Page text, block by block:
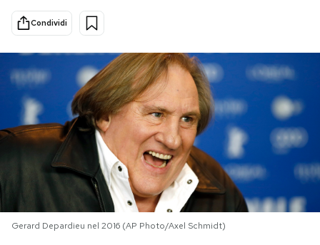
Sport
PODCAST
NEWSLETTER
I MIEI PREFERITI
SHOP
Condividi
Gerard Depardieu nel 2016 (AP Photo/Axel Schmidt)